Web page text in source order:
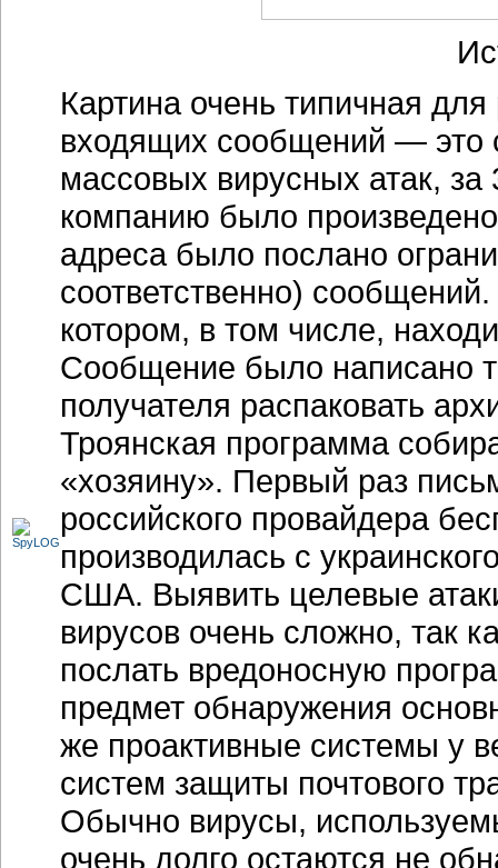
Картина очень типичная
входящих сообщений —
массовых вирусных атак,
компанию было
адреса было послано
соответственно)
котором, в том числе,
Сообщение было написано
получателя распаковать
Троянская программа
«хозяину». Первый раз
российского провайдера
производилась с
США. Выявить целевые
вирусов очень сложно, так
послать вредоносную
предмет обнаружения
же проактивные системы у
систем защиты почтового
Обычно вирусы,
очень долго остаются не